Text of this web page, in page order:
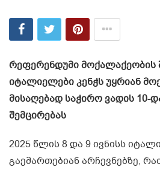
რეფერენდუმი მოქალაქეობის
იტალიელები კენჭს უყრიან
მისაღებად საჭირო ვადის 10-
შემცირებას
2025 წლის 8 და 9 ივნისს
გაემართებიან არჩევნებზე,